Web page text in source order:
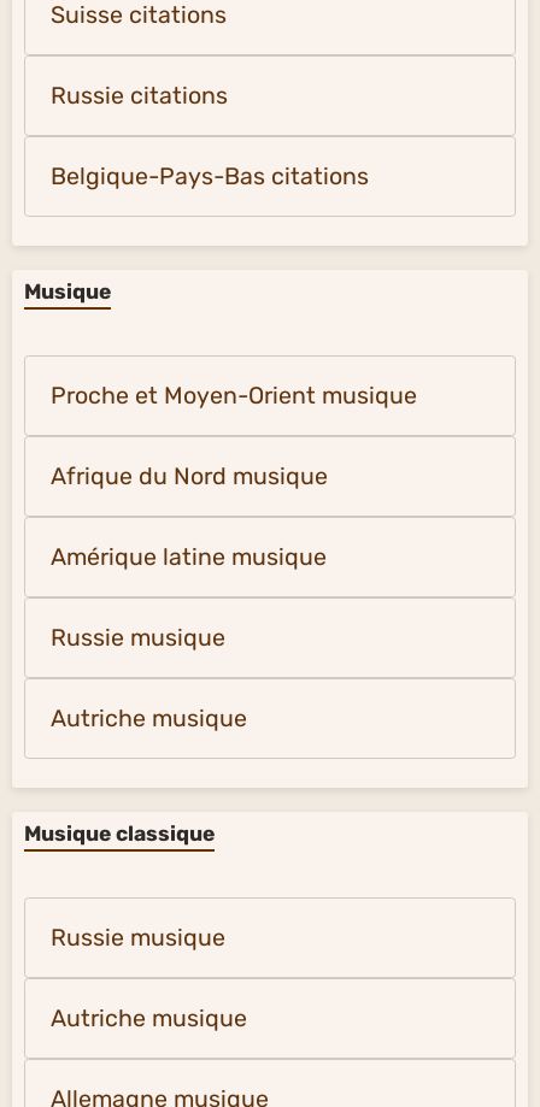
Suisse citations
Russie citations
Belgique-Pays-Bas citations
Musique
Proche et Moyen-Orient musique
Afrique du Nord musique
Amérique latine musique
Russie musique
Autriche musique
Musique classique
Russie musique
Autriche musique
Allemagne musique